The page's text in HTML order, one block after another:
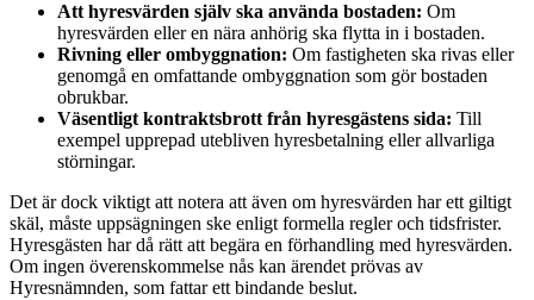
Att hyresvärden själv ska använda bostaden: Om
hyresvärden eller en nära anhörig ska flytta in i bostaden.
Rivning eller ombyggnation: Om fastigheten ska rivas eller
genomgå en omfattande ombyggnation som gör bostaden
obrukbar.
Väsentligt kontraktsbrott från hyresgästens sida: Till
exempel upprepad utebliven hyresbetalning eller allvarliga
störningar.
Det är dock viktigt att notera att även om hyresvärden har ett giltigt
skäl, måste uppsägningen ske enligt formella regler och tidsfrister.
Hyresgästen har då rätt att begära en förhandling med hyresvärden.
Om ingen överenskommelse nås kan ärendet prövas av
Hyresnämnden, som fattar ett bindande beslut.